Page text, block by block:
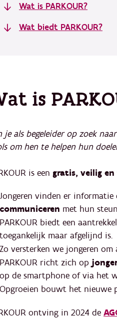
Wat is PARKOUR?
Wat biedt PARKOUR?
is
je als begeleider op zoek
om hen te helpen hun
is een gratis, veilig
​Jongeren vinden er informatie
communiceren met hun
​PARKOUR biedt een
toegankelijk maar afgelijnd is.​​
Zo versterken we jongeren
PARKOUR richt zich op
op de smartphone of via het
Opgroeien bouwt het nieuwe
ontving in 2024 de